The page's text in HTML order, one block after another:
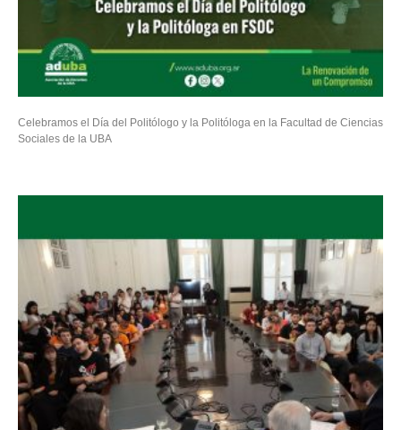
Celebramos el Día del Politólogo y la Politóloga en la Facultad de Ciencias
Sociales de la UBA